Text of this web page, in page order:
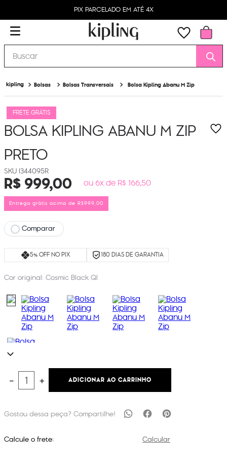
PIX PARCELADO EM ATÉ 4X
Buscar
Bolsas Bolsas Transversais Bolsa Kipling Abanu M Zip
FRETE GRÁTIS
BOLSA KIPLING ABANU M ZIP
PRETO
I344095R
R$999,00 ou 6x de R$ 166,50
Entrega grátis acima de R$999,00
Comparar
5% OFF NO PIX 180 DIAS DE GARANTIA
Cor original: Cosmic Black Ql
＋
－ ADICIONAR AO CARRINHO
Calcule o frete: Calcular